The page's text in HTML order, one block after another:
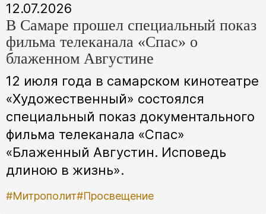
12.07.2026
В Самаре прошел специальный показ
фильма телеканала «Спас» о
блаженном Августине
12 июля года в самарском кинотеатре
«Художественный» состоялся
специальный показ документального
фильма телеканала «Спас»
«Блаженный Августин. Исповедь
длиною в жизнь».
#Митрополит#Просвещение